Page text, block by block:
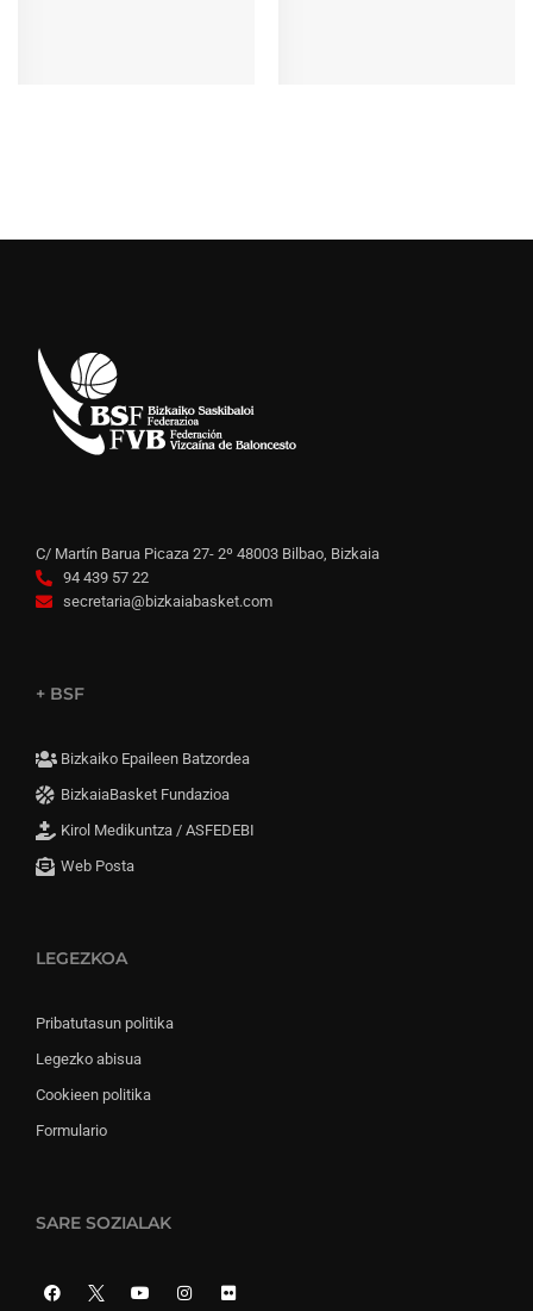
C/ Martín Barua Picaza 27- 2º 48003 Bilbao, Bizkaia
94 439 57 22
secretaria@bizkaiabasket.com
+ BSF
Bizkaiko Epaileen Batzordea
BizkaiaBasket Fundazioa
Kirol Medikuntza / ASFEDEBI
Web Posta
LEGEZKOA
Pribatutasun politika
Legezko abisua
Cookieen politika
Formulario
SARE SOZIALAK